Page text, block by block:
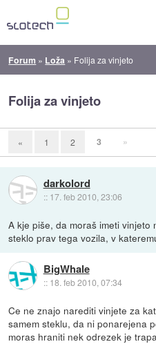
Forum » Loža » Folija za vinjeto
Folija za vinjeto
« 1 2 3 »
darkolord
:: 17. feb 2010, 23:06
A kje piše, da moraš imeti
steklo prav tega vozila, v
BigWhale
:: 18. feb 2010, 07:34
Ce ne znajo narediti vinjete za
samem steklu, da ni ponarejena
moras hraniti nek odrezek je